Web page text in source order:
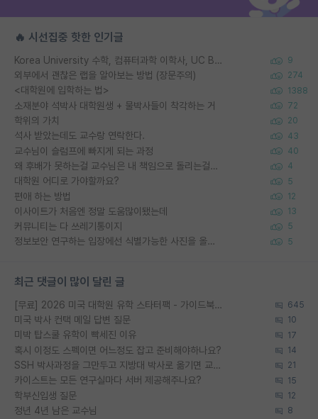
🔥 시선집중 핫한 인기글
Korea University 수학, 컴퓨터과학 이학사, UC Berkeley 산업공학 대학원 공학박사가 되는 것은 쉽지 않겠죠? 9
외부에서 괜찮은 랩을 알아보는 방법 (장문주의) 274
<대학원에 입학하는 법> 1388
소재분야 석박사 대학원생 + 물박사들이 착각하는 거 72
학위의 가치 20
석사 받았는데도 교수랑 연락한다. 43
교수님이 슬럼프에 빠지게 되는 과정 40
왜 후배가 못하는걸 교수님은 내 책임으로 돌리는걸까요? 4
대학원 어디로 가야할까요? 5
편애 하는 방법 12
이사이트가 처음엔 정말 도움많이됐는데 13
커뮤니티는 다 쓰레기통이지 5
정보보안 연구하는 입장에선 식별가능한 사진을 올리는건 비추이긴함 5
최근 댓글이 많이 달린 글
[무료] 2026 미국 대학원 유학 스타터팩 - 가이드북 & 합격자 컨택메일 템플릿 645
미국 박사 컨택 메일 답변 질문 10
미박 탑스쿨 유학이 빡세진 이유 17
혹시 이정도 스펙이면 어느정도 잡고 준비해야하나요? 14
SSH 박사과정을 그만두고 지방대 박사로 옮기면 교수의 꿈은 끝일까요? 21
카이스트는 모든 연구실마다 서버 제공해주나요? 15
학부신입생 질문 12
정년 4년 남은 교수님 8